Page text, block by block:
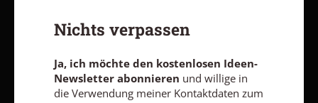
Jetzt anmelden
Nichts verpassen
Ja, ich möchte den kostenlosen Ideen-
Newsletter abonnieren und willige in
die Verwendung meiner Kontaktdaten zum